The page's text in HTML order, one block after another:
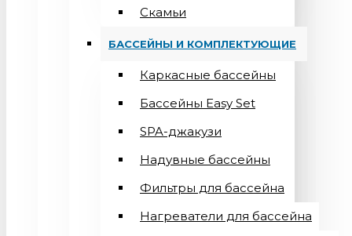
Скамьи
БАССЕЙНЫ И КОМПЛЕКТУЮЩИЕ
Каркасные бассейны
Бассейны Easy Set
SPA-джакузи
Надувные бассейны
Фильтры для бассейна
Нагреватели для бассейна